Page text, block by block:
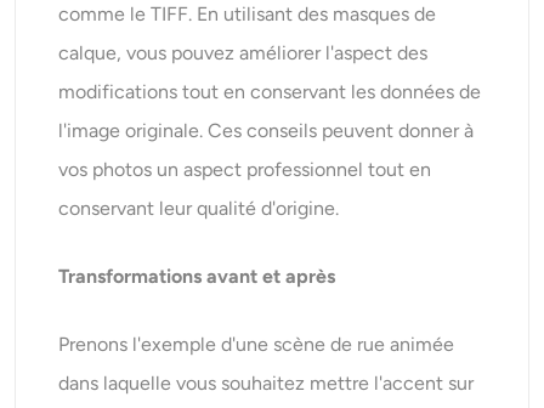
comme le TIFF. En utilisant des masques de
calque, vous pouvez améliorer l'aspect des
modifications tout en conservant les données de
l'image originale. Ces conseils peuvent donner à
vos photos un aspect professionnel tout en
conservant leur qualité d'origine.
Transformations avant et après
Prenons l'exemple d'une scène de rue animée
dans laquelle vous souhaitez mettre l'accent sur